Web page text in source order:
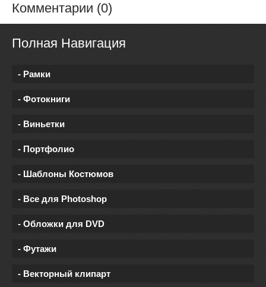
Комментарии (0)
Полная Навигация
- Рамки
- Фотокниги
- Виньетки
- Портфолио
- Шаблоны Костюмов
- Все для Photoshop
- Обложки для DVD
- Футажи
- Векторный клипарт